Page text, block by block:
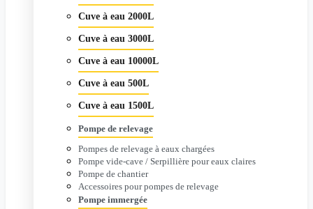
Cuve à eau 2000L
Cuve à eau 3000L
Cuve à eau 10000L
Cuve à eau 500L
Cuve à eau 1500L
Pompe de relevage
Pompes de relevage à eaux chargées
Pompe vide-cave / Serpillière pour eaux claires
Pompe de chantier
Accessoires pour pompes de relevage
Pompe immergée